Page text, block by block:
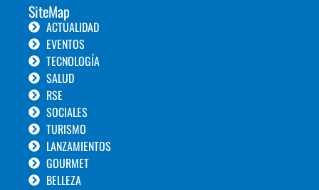
SiteMap
ACTUALIDAD
EVENTOS
TECNOLOGÍA
SALUD
RSE
SOCIALES
TURISMO
LANZAMIENTOS
GOURMET
BELLEZA